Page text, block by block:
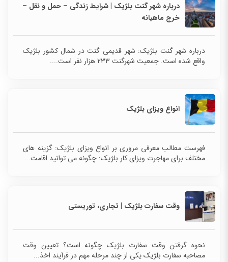
درباره شهر گنت بلژیک | شرایط زندگی – حمل و نقل –
خرج ماهیانه
درباره شهر گنت بلژیک: شهر قدیمی گنت در شمال کشور بلژیک
واقع شده است. جمعیت شهر‌گنت ۲۳۳ هزار نفر است....
انواع ویزای بلژیک
فهرست مطالب معرفی مروری بر انواع ویزای بلژیک: گزینه های
مختلف برای مهاجرت ویزای کار بلژیک: چگونه می توانید اقامت...
وقت سفارت بلژیک | تجاری، توریستی
نحوه گرفتن وقت سفارت بلژیک چگونه است؟ تعیین وقت
مصاحبه سفارت بلژیک یکی از چند مرحله مهم در فرآیند اخذ...